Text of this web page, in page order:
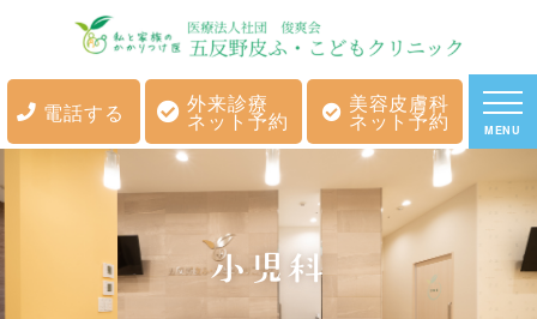
電話する 外来診療
ネット予約
美容皮膚科
ネット予約 MENU
小児科